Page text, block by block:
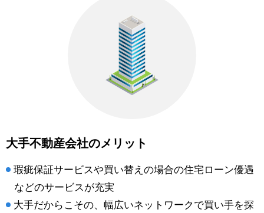
大手不動産会社のメリット
瑕疵保証サービスや買い替えの場合の住宅ローン優遇
などのサービスが充実
大手だからこその、幅広いネットワークで買い手を探